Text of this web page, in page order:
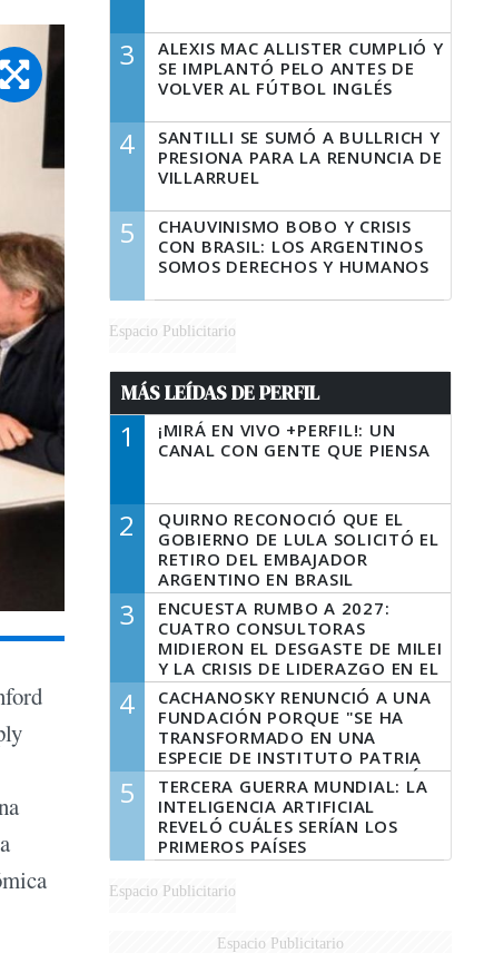
3
ALEXIS MAC ALLISTER CUMPLIÓ Y
SE IMPLANTÓ PELO ANTES DE
VOLVER AL FÚTBOL INGLÉS
4
SANTILLI SE SUMÓ A BULLRICH Y
PRESIONA PARA LA RENUNCIA DE
VILLARRUEL
5
CHAUVINISMO BOBO Y CRISIS
CON BRASIL: LOS ARGENTINOS
SOMOS DERECHOS Y HUMANOS
Espacio Publicitario
MÁS LEÍDAS DE PERFIL
1
¡MIRÁ EN VIVO +PERFIL!: UN
CANAL CON GENTE QUE PIENSA
2
QUIRNO RECONOCIÓ QUE EL
GOBIERNO DE LULA SOLICITÓ EL
RETIRO DEL EMBAJADOR
ARGENTINO EN BRASIL
3
ENCUESTA RUMBO A 2027:
CUATRO CONSULTORAS
MIDIERON EL DESGASTE DE MILEI
Y LA CRISIS DE LIDERAZGO EN EL
PERONISMO
4
CACHANOSKY RENUNCIÓ A UNA
FUNDACIÓN PORQUE "SE HA
TRANSFORMADO EN UNA
ESPECIE DE INSTITUTO PATRIA
INCONDICIONAL DE LA GESTIÓN
DE MILEI"
5
TERCERA GUERRA MUNDIAL: LA
INTELIGENCIA ARTIFICIAL
REVELÓ CUÁLES SERÍAN LOS
PRIMEROS PAÍSES
LATINOAMERICANOS EN SER
DERROTADOS
Espacio Publicitario
Espacio Publicitario